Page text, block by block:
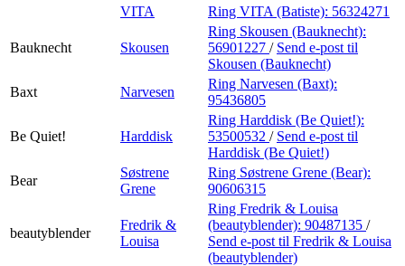
VITA
Ring VITA (Batiste): 56324271
Bauknecht Skousen
Ring Skousen (Bauknecht):
56901227 / Send e-post til
Skousen (Bauknecht)
Baxt
Narvesen
Ring Narvesen (Baxt):
95436805
Be Quiet! Harddisk
Ring Harddisk (Be Quiet!):
53500532 / Send e-post til
Harddisk (Be Quiet!)
Bear
Søstrene
Grene
Ring Søstrene Grene (Bear):
90606315
beautyblender
Fredrik &
Louisa
Ring Fredrik & Louisa
(beautyblender): 90487135 /
Send e-post til Fredrik & Louisa
(beautyblender)